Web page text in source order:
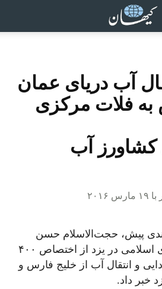
آب دریای عمان
به فلات مرکزی
کشاورز آب
پیش، حجت‌الاسلام حسن
روحانی، رییس جمهوری اسلامی در یزد از اختصاص ۴۰۰
و انتقال آب از خلیج فارس و
خبر داد.